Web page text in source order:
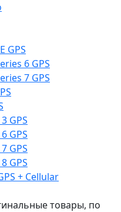
GPS
6 GPS
7 GPS
GPS
GPS
GPS
GPS
+ Cellular
товары, по